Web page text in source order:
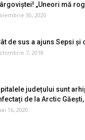
„Uneori mă
30, 2020
de sus a ajuns Sepsi și
7, 2018
județului sunt
de la Arctic
16, 2020